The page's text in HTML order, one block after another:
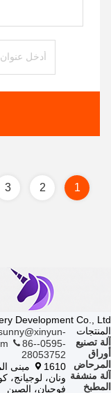
1
2
3
Development Co., Ltd.
المنتجات
آلة تصنيع
أوراق
المرحاض
آلة منشفة
المطبخ
86--0595-
28053752
1610
ونان، لوجيانج،
فوجيان، الصين